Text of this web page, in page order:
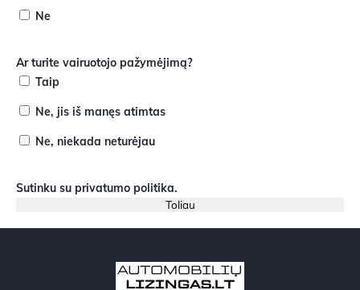
Ne
Ar turite vairuotojo pažymėjimą?
Taip
Ne, jis iš manęs atimtas
Ne, niekada neturėjau
Sutinku su privatumo politika.